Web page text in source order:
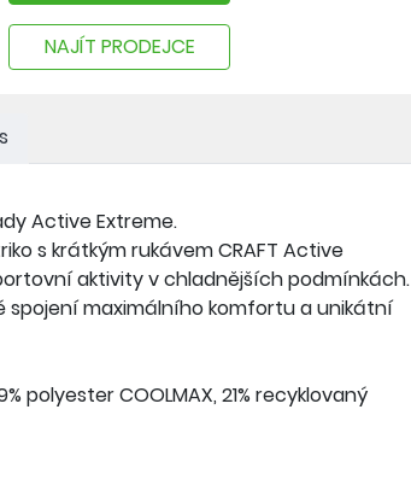
NAJÍT PRODEJCE
Active Extreme.
s krátkým rukávem CRAFT Active
aktivity v chladnějších podmínkách.
spojení maximálního komfortu a unikátní
polyester COOLMAX, 21% recyklovaný